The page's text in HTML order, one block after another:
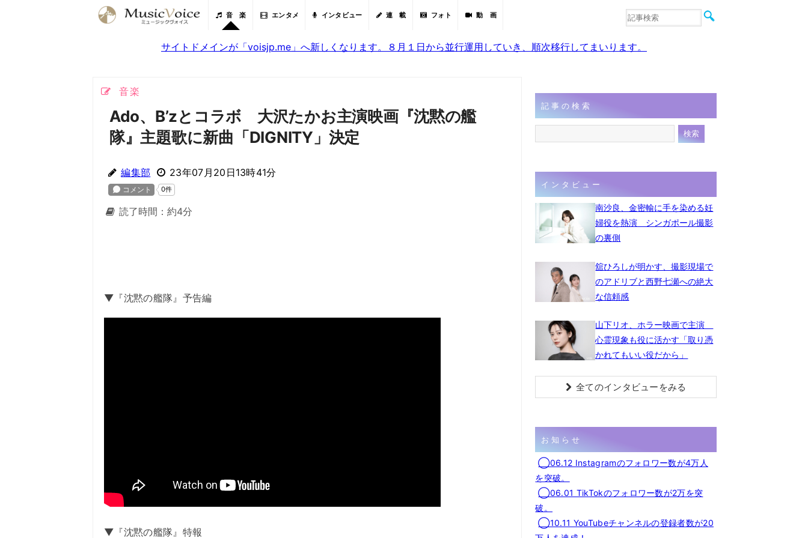
音 楽 エンタメ インタビュー 連 載 フォト 動 画
音楽
サイトドメインが「voisjp.me」へ新しくなります。８月１日から並行運用していき、順次移行してまいります。
音楽
Ado、B’zとコラボ 大沢たかお主演映画『沈黙の艦
隊』主題歌に新曲「DIGNITY」決定
編集部 23年07月20日13時41分
読了時間：約4分
▼『沈黙の艦隊』予告編
▼『沈黙の艦隊』特報
記事の検索
インタビュー
南沙良、金密輸に手を染める妊
婦役を熱演 シンガポール撮影
の裏側
舘ひろしが明かす、撮影現場で
のアドリブと西野七瀬への絶大
な信頼感
山下リオ、ホラー映画で主演
心霊現象も役に活かす「取り憑
かれてもいい役だから」
全てのインタビューをみる
お知らせ
◯06.12 Instagramのフォロワー数が4万人
を突破。
◯06.01 TikTokのフォロワー数が2万を突
破。
◯10.11 YouTubeチャンネルの登録者数が20